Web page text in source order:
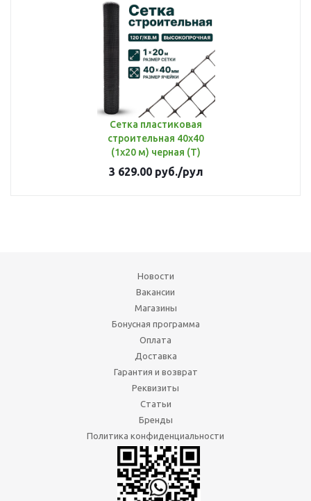
Сетка пластиковая
строительная 40х40
(1х20 м) черная (Т)
3 629.00руб./рул
Новости
Вакансии
Магазины
Бонусная программа
Оплата
Доставка
Гарантия и возврат
Реквизиты
Статьи
Бренды
Политика конфиденциальности